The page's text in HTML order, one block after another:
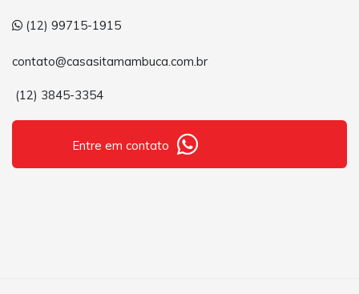
(12) 99715-1915
contato@casasitamambuca.com.br
(12) 3845-3354
Entre em contato